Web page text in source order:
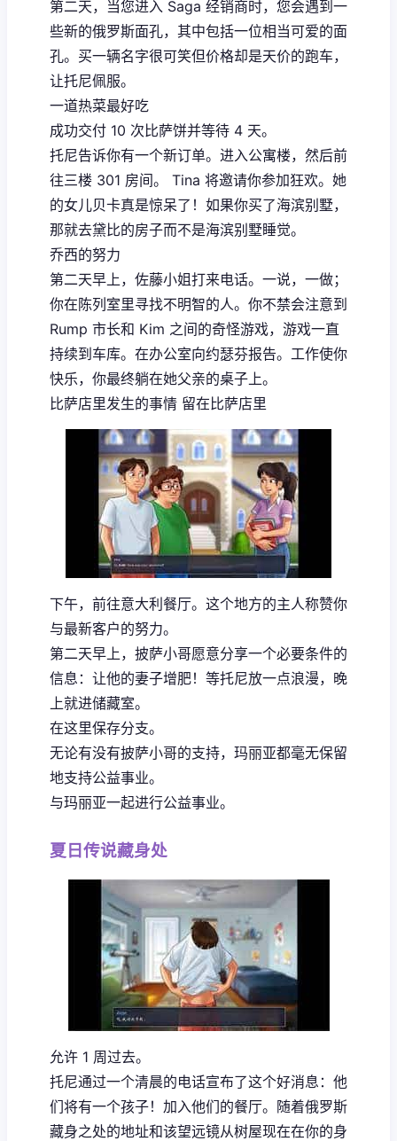
第二天，当您进入 Saga 经销商时，您会遇到一
些新的俄罗斯面孔，其中包括一位相当可爱的面
孔。买一辆名字很可笑但价格却是天价的跑车，
让托尼佩服。
一道热菜最好吃
成功交付 10 次比萨饼并等待 4 天。
托尼告诉你有一个新订单。进入公寓楼，然后前
往三楼 301 房间。 Tina 将邀请你参加狂欢。她
的女儿贝卡真是惊呆了！如果你买了海滨别墅，
那就去黛比的房子而不是海滨别墅睡觉。
乔西的努力
第二天早上，佐藤小姐打来电话。一说，一做；
你在陈列室里寻找不明智的人。你不禁会注意到
Rump 市长和 Kim 之间的奇怪游戏，游戏一直
持续到车库。在办公室向约瑟芬报告。工作使你
快乐，你最终躺在她父亲的桌子上。
比萨店里发生的事情 留在比萨店里
下午，前往意大利餐厅。这个地方的主人称赞你
与最新客户的努力。
第二天早上，披萨小哥愿意分享一个必要条件的
信息：让他的妻子增肥！等托尼放一点浪漫，晚
上就进储藏室。
在这里保存分支。
无论有没有披萨小哥的支持，玛丽亚都毫无保留
地支持公益事业。
与玛丽亚一起进行公益事业。
夏日传说藏身处
允许 1 周过去。
托尼通过一个清晨的电话宣布了这个好消息：他
们将有一个孩子！加入他们的餐厅。随着俄罗斯
藏身之处的地址和该望远镜从树屋现在在你的身